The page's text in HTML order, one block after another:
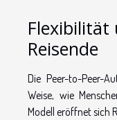
Reisende
Die Peer-to-Peer-
Weise, wie
Modell eröffnet sich